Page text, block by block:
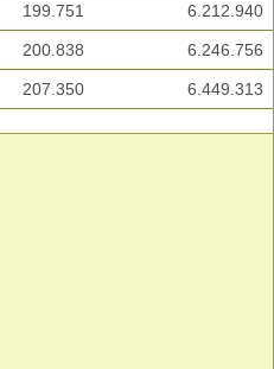
199.751 6.212.940
200.838 6.246.756
207.350 6.449.313